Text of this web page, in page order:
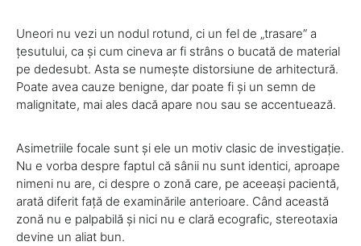
Uneori nu vezi un nodul rotund, ci un fel de „trasare” a
țesutului, ca și cum cineva ar fi strâns o bucată de material
pe dedesubt. Asta se numește distorsiune de arhitectură.
Poate avea cauze benigne, dar poate fi și un semn de
malignitate, mai ales dacă apare nou sau se accentuează.
Asimetriile focale sunt și ele un motiv clasic de investigație.
Nu e vorba despre faptul că sânii nu sunt identici, aproape
nimeni nu are, ci despre o zonă care, pe aceeași pacientă,
arată diferit față de examinările anterioare. Când această
zonă nu e palpabilă și nici nu e clară ecografic, stereotaxia
devine un aliat bun.